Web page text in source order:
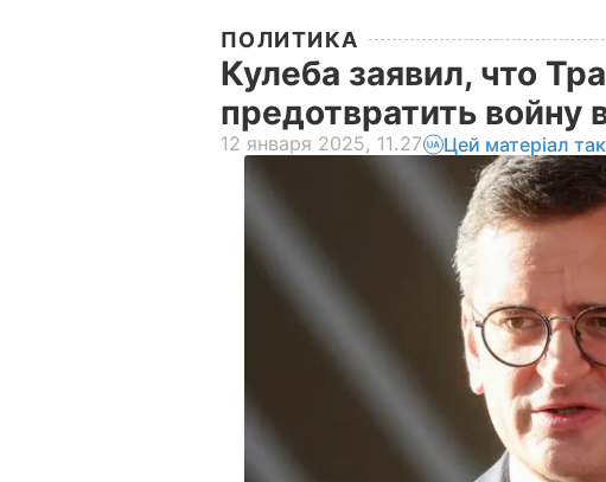
ПОЛИТИКА
Кулеба заявил, что
предотвратить войну
12 января 2025, 11.27 Цей матеріал